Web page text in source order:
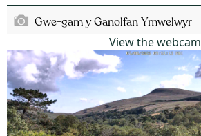
Gwe-gam y Ganolfan Ymwelwyr
View the webcam